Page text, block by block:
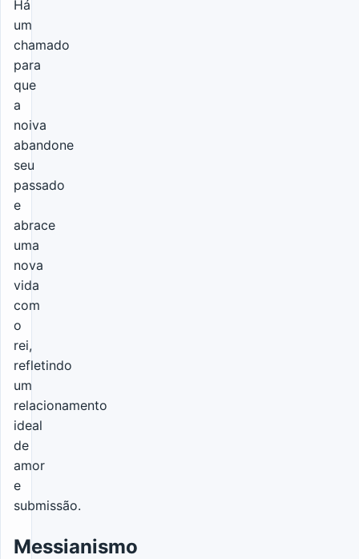
Há
um
chamado
para
que
a
noiva
abandone
seu
passado
e
abrace
uma
nova
vida
com
o
rei,
refletindo
um
relacionamento
ideal
de
amor
e
submissão.
Messianismo